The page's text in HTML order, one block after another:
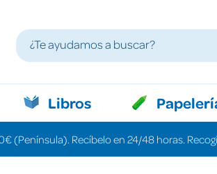
Libros
(Península). Recíbelo en 24/48 horas.